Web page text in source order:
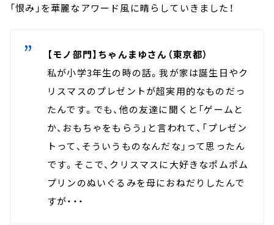
「恨み」を華麗なアワード風に晴らしていきました！
【モノ部門】ちゃんまゆさん（東京都）
私が小学3年生の時の話。我が家は誕生日やク
リスマスのプレゼントが超実用的なものだっ
たんです。でも、他の友達に聞くと「ゲームと
か、おもちゃをもらう」と言われて、「プレゼン
トって、そういうものなんだな」って思ったん
です。そこで、クリスマスに大好きなポムポム
プリンのぬいぐるみを母におねだりしたんで
すが・・・